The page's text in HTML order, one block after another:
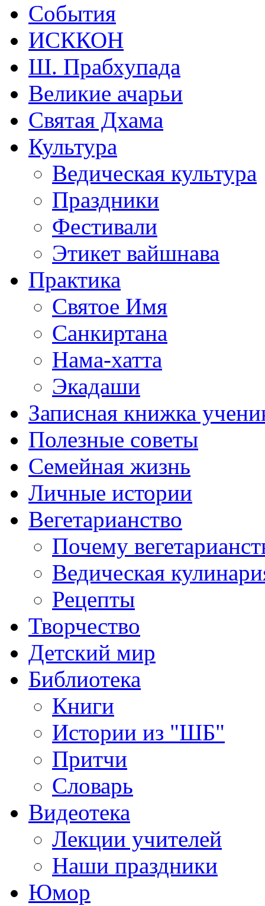
События
ИСККОН
Ш. Прабхупада
Великие ачарьи
Святая Дхама
Культура
Ведическая культура
Праздники
Фестивали
Этикет вайшнава
Практика
Святое Имя
Санкиртана
Нама-хатта
Экадаши
Записная книжка
Полезные советы
Семейная жизнь
Личные истории
Вегетарианство
Почему
Ведическая
Рецепты
Творчество
Детский мир
Библиотека
Книги
Истории из "ШБ"
Притчи
Словарь
Видеотека
Лекции учителей
Наши праздники
Юмор